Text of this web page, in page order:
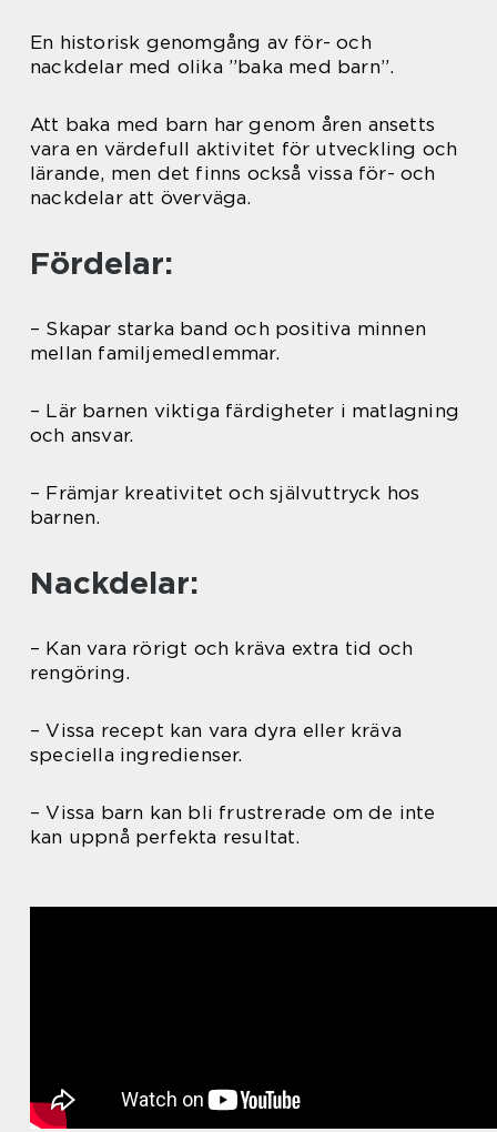
En historisk genomgång av för- och
nackdelar med olika ”baka med barn”.
Att baka med barn har genom åren ansetts
vara en värdefull aktivitet för utveckling och
lärande, men det finns också vissa för- och
nackdelar att överväga.
Fördelar:
– Skapar starka band och positiva minnen
mellan familjemedlemmar.
– Lär barnen viktiga färdigheter i matlagning
och ansvar.
– Främjar kreativitet och självuttryck hos
barnen.
Nackdelar:
– Kan vara rörigt och kräva extra tid och
rengöring.
– Vissa recept kan vara dyra eller kräva
speciella ingredienser.
– Vissa barn kan bli frustrerade om de inte
kan uppnå perfekta resultat.